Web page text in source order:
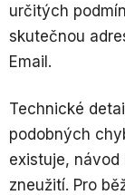
určitých
skutečnou
Email.
Technické
podobných
existuje, návod
zneužití. Pro